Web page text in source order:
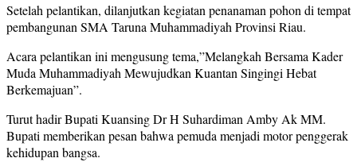
Setelah pelantikan, dilanjutkan kegiatan penanaman pohon di tempat
pembangunan SMA Taruna Muhammadiyah Provinsi Riau.
Acara pelantikan ini mengusung tema,”Melangkah Bersama Kader
Muda Muhammadiyah Mewujudkan Kuantan Singingi Hebat
Berkemajuan”.
Turut hadir Bupati Kuansing Dr H Suhardiman Amby Ak MM.
Bupati memberikan pesan bahwa pemuda menjadi motor penggerak
kehidupan bangsa.